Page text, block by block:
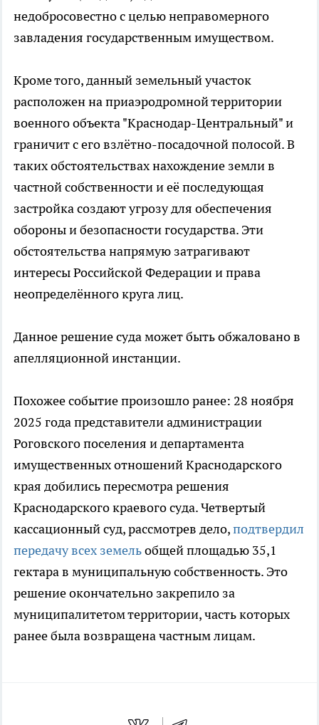
недобросовестно с целью неправомерного
завладения государственным имуществом.
Кроме того, данный земельный участок
расположен на приаэродромной территории
военного объекта "Краснодар-Центральный" и
граничит с его взлётно-посадочной полосой. В
таких обстоятельствах нахождение земли в
частной собственности и её последующая
застройка создают угрозу для обеспечения
обороны и безопасности государства. Эти
обстоятельства напрямую затрагивают
интересы Российской Федерации и права
неопределённого круга лиц.
Данное решение суда может быть обжаловано в
апелляционной инстанции.
Похожее событие произошло ранее: 28 ноября
2025 года представители администрации
Роговского поселения и департамента
имущественных отношений Краснодарского
края добились пересмотра решения
Краснодарского краевого суда. Четвертый
кассационный суд, рассмотрев дело,подтвердил
передачу всех земельобщей площадью 35,1
гектара в муниципальную собственность. Это
решение окончательно закрепило за
муниципалитетом территории, часть которых
ранее была возвращена частным лицам.